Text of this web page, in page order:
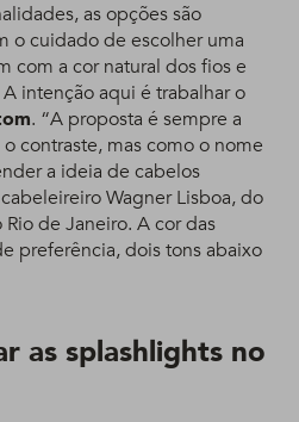
as opções são
o cuidado de escolher uma
com a cor natural dos fios e
intenção aqui é trabalhar o
. “A proposta é sempre a
contraste, mas como o nome
a ideia de cabelos
Wagner Lisboa, do
de Janeiro. A cor das
preferência, dois tons abaixo
as splashlights no